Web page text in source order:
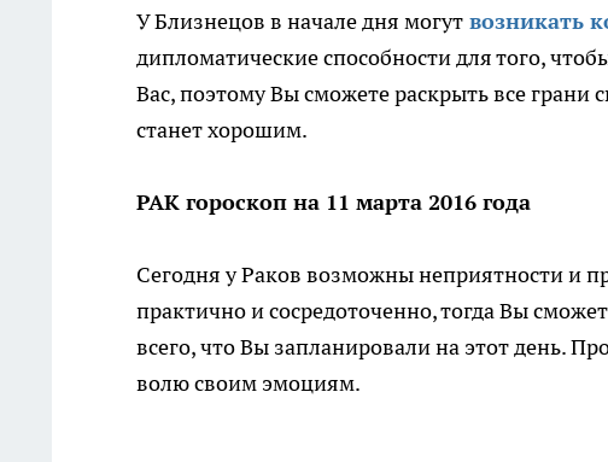
У Близнецов в начале дня могут возникать
дипломатические способности для того,
Вас, поэтому Вы сможете раскрыть все грани
станет хорошим.
РАК гороскоп на 11 марта 2016 года
Сегодня у Раков возможны неприятности и
практично и сосредоточенно, тогда Вы
всего, что Вы запланировали на этот день.
волю своим эмоциям.